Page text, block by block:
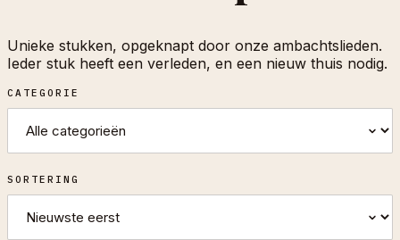
Unieke stukken, opgeknapt door onze ambachtslieden.
Ieder stuk heeft een verleden, en een nieuw thuis nodig.
CATEGORIE
SORTERING